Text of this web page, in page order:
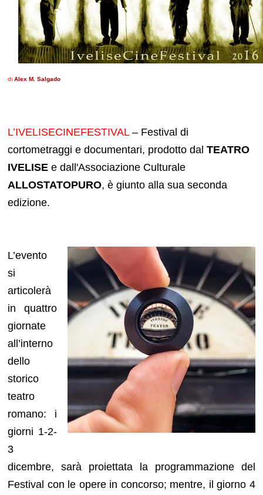
diAlex M. Salgado
L’IVELISECINEFESTIVAL– Festival di
cortometraggi e documentari, prodotto dalTEATRO
IVELISEe dall'Associazione Culturale
ALLOSTATOPURO, è giunto alla sua seconda
edizione.
L’evento
si
articolerà
in quattro
giornate
all’interno
dello
storico
teatro
romano: i
giorni 1-2-
3
dicembre, sarà proiettata la programmazione del
Festival con le opere in concorso; mentre, il giorno 4